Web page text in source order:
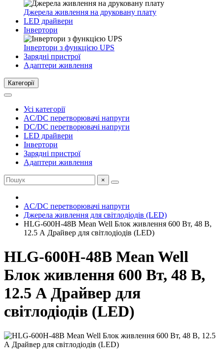
Джерела живлення на друковану плату
LED драйвери
Інвертори
Інвертори з функцією UPS
Зарядні пристрої
Адаптери живлення
Категорії
Усі категорії
AC/DC перетворювачі напруги
DC/DC перетворювачі напруги
LED драйвери
Інвертори
Зарядні пристрої
Адаптери живлення
×
AC/DC перетворювачі напруги
Джерела живлення для світлодіодів (LED)
HLG-600H-48B Mean Well Блок живлення 600 Вт, 48 В,
12.5 А Драйвер для світлодіодів (LED)
HLG-600H-48B Mean Well
Блок живлення 600 Вт, 48 В,
12.5 А Драйвер для
світлодіодів (LED)